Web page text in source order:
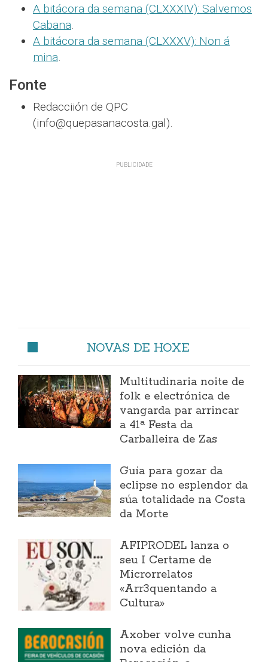
A bitácora da semana (CLXXXIV): Salvemos
Cabana.
A bitácora da semana (CLXXXV): Non á
mina.
Fonte
Redacciión de QPC
(info@quepasanacosta.gal).
NOVAS DE HOXE
Multitudinaria noite de
folk e electrónica de
vangarda par arrincar
a 41ª Festa da
Carballeira de Zas
Guía para gozar da
eclipse no esplendor da
súa totalidade na Costa
da Morte
AFIPRODEL lanza o
seu I Certame de
Microrrelatos
«Arr3quentando a
Cultura»
Axober volve cunha
nova edición da